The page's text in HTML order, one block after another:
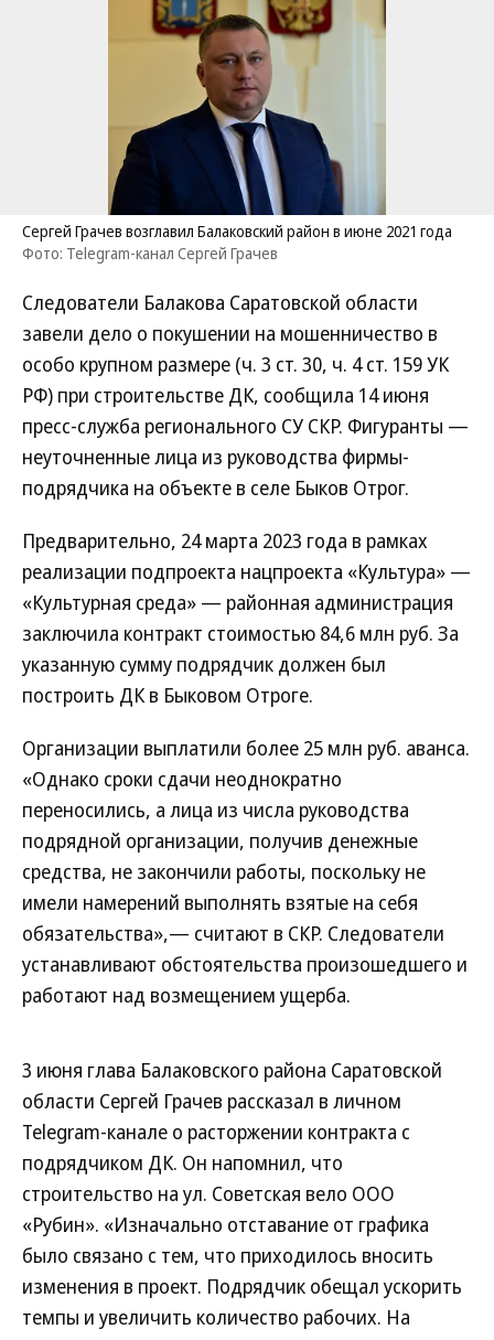
Сергей Грачев возглавил Балаковский район в июне 2021 года
Фото: Telegram-канал Сергей Грачев
Следователи Балакова Саратовской области
завели дело о покушении на мошенничество в
особо крупном размере (ч. 3 ст. 30, ч. 4 ст. 159 УК
РФ) при строительстве ДК, сообщила 14 июня
пресс-служба регионального СУ СКР. Фигуранты —
неуточненные лица из руководства фирмы-
подрядчика на объекте в селе Быков Отрог.
Предварительно, 24 марта 2023 года в рамках
реализации подпроекта нацпроекта «Культура» —
«Культурная среда» — районная администрация
заключила контракт стоимостью 84,6 млн руб. За
указанную сумму подрядчик должен был
построить ДК в Быковом Отроге.
Организации выплатили более 25 млн руб. аванса.
«Однако сроки сдачи неоднократно
переносились, а лица из числа руководства
подрядной организации, получив денежные
средства, не закончили работы, поскольку не
имели намерений выполнять взятые на себя
обязательства»,— считают в СКР. Следователи
устанавливают обстоятельства произошедшего и
работают над возмещением ущерба.
3 июня глава Балаковского района Саратовской
области Сергей Грачев рассказал в личном
Telegram-канале о расторжении контракта с
подрядчиком ДК. Он напомнил, что
строительство на ул. Советская вело ООО
«Рубин». «Изначально отставание от графика
было связано с тем, что приходилось вносить
изменения в проект. Подрядчик обещал ускорить
темпы и увеличить количество рабочих. На